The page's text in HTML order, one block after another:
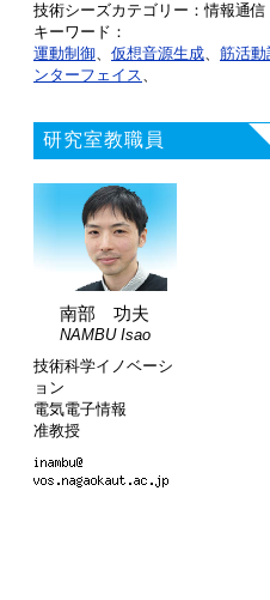
技術シーズカテゴリー
情報通信
キーワード
運動制御、 仮想音源生成、 筋活動
ンターフェイス、
研究室教職員
南部 功夫
NAMBU Isao
技術科学イノベーシ
ョン
電気電子情報
准教授